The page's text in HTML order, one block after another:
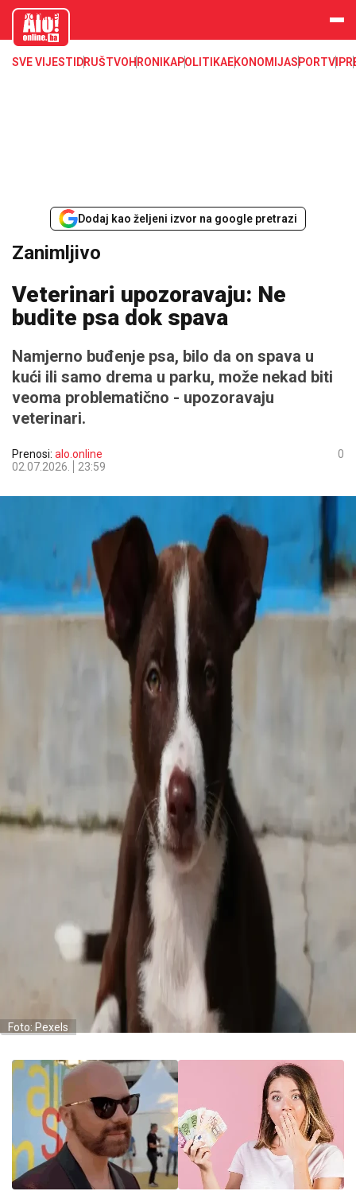
aloonline.b
SVE VIJESTI DRUŠTVOHRONIKAPOLITIKAEKONOMIJASPORTVIP
Dodaj kao željeni izvor na google pretrazi
Zanimljivo
Veterinari upozoravaju: Ne
budite psa dok spava
Namjerno buđenje psa, bilo da on spava u
kući ili samo drema u parku, može nekad biti
veoma problematično - upozoravaju
veterinari.
Prenosi: alo.online
02.07.2026.
23:59
0
Foto: Pexels